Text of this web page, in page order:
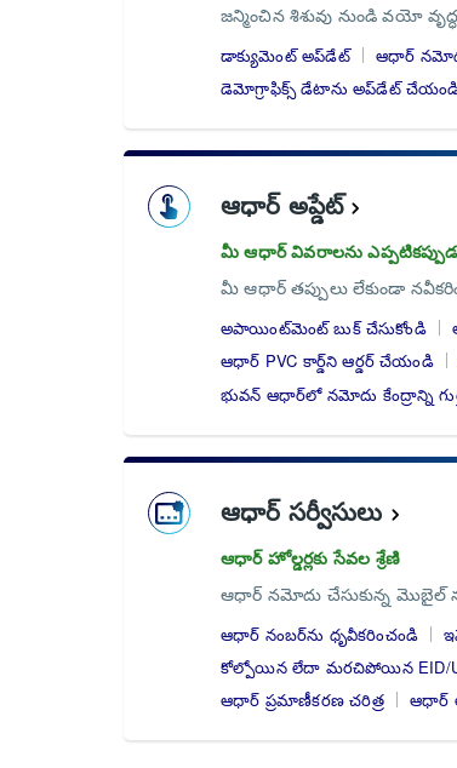
జన్మించిన శిశువు నుండి వయో
డాక్యుమెంట్ అప్‌డేట్ ఆధార్‌
డెమోగ్రాఫిక్స్ డేటాను అప్‌డేట్
ఆధార్ అప్డేట్
మీ ఆధార్ వివరాలను
మీ ఆధార్ తప్పులు లేకుండా
అపాయింట్‌మెంట్ బుక్ చేసుకోండి
ఆధార్ PVC కార్డ్‌ని ఆర్డర్ చేయండి
భువన్ ఆధార్‌లో నమోదు కేంద్రాన్ని
ఆధార్ సర్వీసులు
ఆధార్ హోల్డర్లకు సేవల శ్రేణి
ఆధార్ నమోదు చేసుకున్న మొబైల్
ఆధార్ నంబర్‌ను ధృవీకరించండి
కోల్పోయిన లేదా మరచిపోయిన EID/
ఆధార్ ప్రమాణీకరణ చరిత్ర
ఆధార్